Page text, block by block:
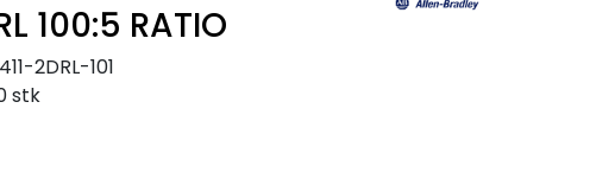
100:5 RATIO
2DRL-101
stk